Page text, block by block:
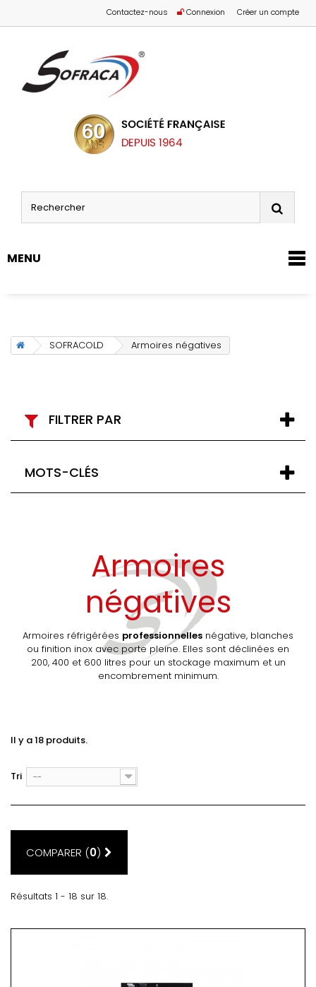
Créer un compte
Connexion
Contactez-nous
MENU
SOFRACOLD Armoires négatives
FILTRER PAR
MOTS-CLÉS
Armoires
négatives
Armoires réfrigérées professionnelles négative, blanches
ou finition inox avec porte pleine. Elles sont déclinées en
200, 400 et 600 litres pour un stockage maximum et un
encombrement minimum.
Il y a 18 produits.
Tri --
COMPARER (0)
Résultats 1 - 18 sur 18.